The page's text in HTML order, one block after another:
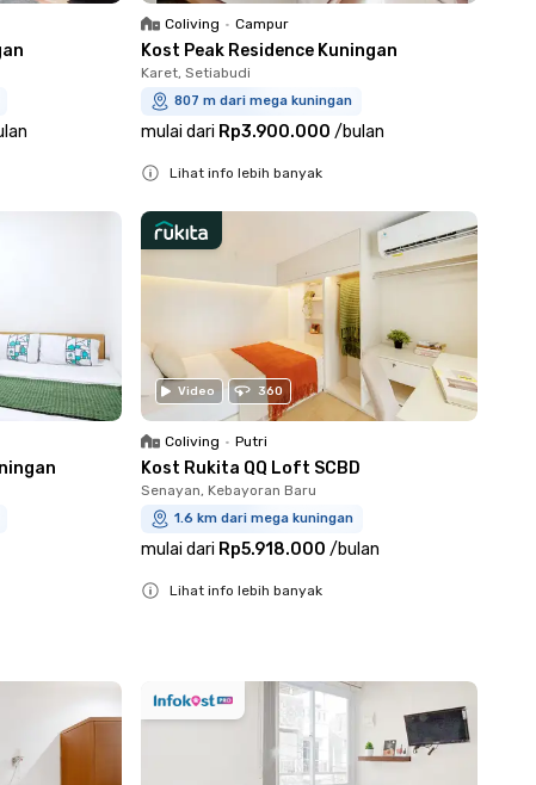
Coliving • Campur
Kost Peak Residence Kuningan
Karet, Setiabudi
807 m dari mega kuningan
mulai dari Rp3.900.000 /bulan
Lihat info lebih banyak
Video 360
Coliving • Putri
Kost Rukita QQ Loft SCBD
Senayan, Kebayoran Baru
1.6 km dari mega kuningan
mulai dari Rp5.918.000 /bulan
Lihat info lebih banyak